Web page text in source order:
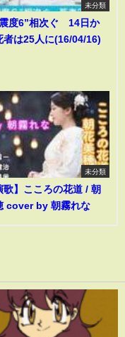
未分類
度6”相次ぐ 14日か
者は25人に(16/04/16)
未分類
歌】こころの花道 / 朝
cover by 朝霧れな